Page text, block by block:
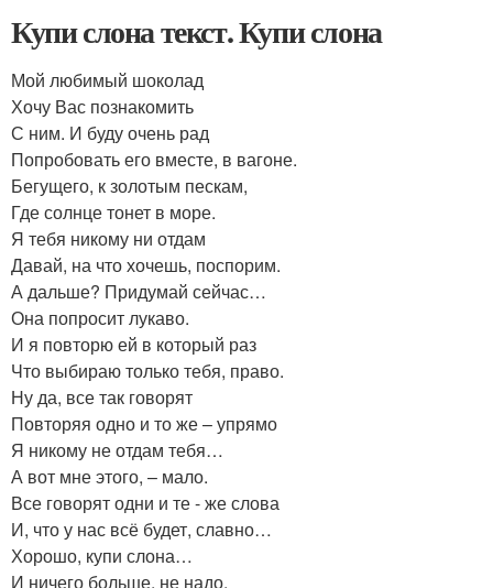
Купи слона текст. Купи слона
Мой любимый шоколад
Хочу Вас познакомить
С ним. И буду очень рад
Попробовать его вместе, в вагоне.
Бегущего, к золотым пескам,
Где солнце тонет в море.
Я тебя никому ни отдам
Давай, на что хочешь, поспорим.
А дальше? Придумай сейчас…
Она попросит лукаво.
И я повторю ей в который раз
Что выбираю только тебя, право.
Ну да, все так говорят
Повторяя одно и то же – упрямо
Я никому не отдам тебя…
А вот мне этого, – мало.
Все говорят одни и те - же слова
И, что у нас всё будет, славно…
Хорошо, купи слона…
И ничего больше, не надо.